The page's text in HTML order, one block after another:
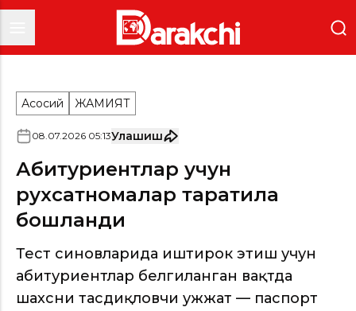
Асосий ЖАМИЯТ
08.07.2026 05:13Улашиш
Абитуриентлар учун
рухсатномалар тарқатила
бошланди
Тест синовларида иштирок этиш учун
абитуриентлар белгиланган вақтда
шахсни тасдиқловчи ҳужжат — паспорт